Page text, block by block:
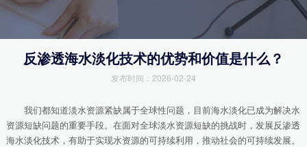
反渗透海水淡化技术的优势和价值是什么？
发布时间：2026-02-24
我们都知道淡水资源紧缺属于全球性问题，目前海水淡化已成为解决水
资源短缺问题的重要手段。在面对全球淡水资源短缺的挑战时，发展反渗透
海水淡化技术，有助于实现水资源的可持续利用，推动社会的可持续发展。